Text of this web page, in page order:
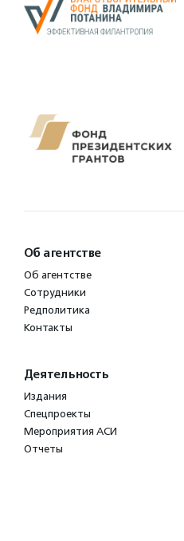
Об агентстве
Об агентстве
Сотрудники
Редполитика
Контакты
Деятельность
Издания
Спецпроекты
Мероприятия АСИ
Отчеты